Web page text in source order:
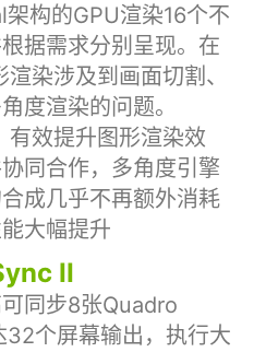
构的GPU渲染16个不
据需求分别呈现。在
染涉及到画面切割、
度渲染的问题。
有效提升图形渲染效
同合作，多角度引擎
成几乎不再额外消耗
大幅提升
II
同步8张Quadro
个屏幕输出，执行大